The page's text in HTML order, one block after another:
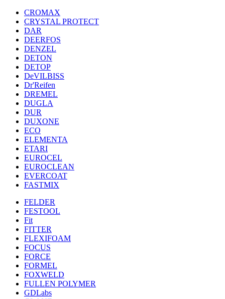
CROMAX
CRYSTAL PROTECT
DAR
DEERFOS
DENZEL
DETON
DETOP
DeVILBISS
Dr'Reifen
DREMEL
DUGLA
DUR
DUXONE
ECO
ELEMENTA
ETARI
EUROCEL
EUROCLEAN
EVERCOAT
FASTMIX
FELDER
FESTOOL
Fit
FITTER
FLEXIFOAM
FOCUS
FORCE
FORMEL
FOXWELD
FULLEN POLYMER
GDLabs